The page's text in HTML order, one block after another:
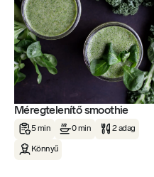
Méregtelenítő smoothie
5 min 0 min 2 adag
Könnyű